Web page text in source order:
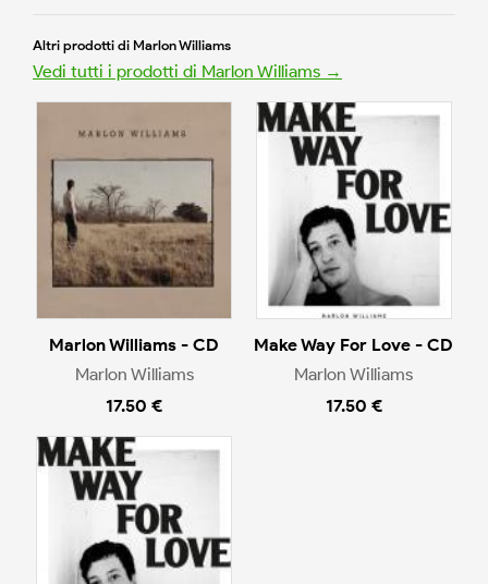
Altri prodotti di Marlon Williams
Vedi tutti i prodotti di Marlon Williams →
Marlon Williams - CD
Marlon Williams
17.50 €
Make Way For Love - CD
Marlon Williams
17.50 €